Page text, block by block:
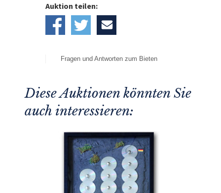
Auktion teilen:
Fragen und Antworten zum Bieten
Diese Auktionen könnten Sie
auch interessieren: